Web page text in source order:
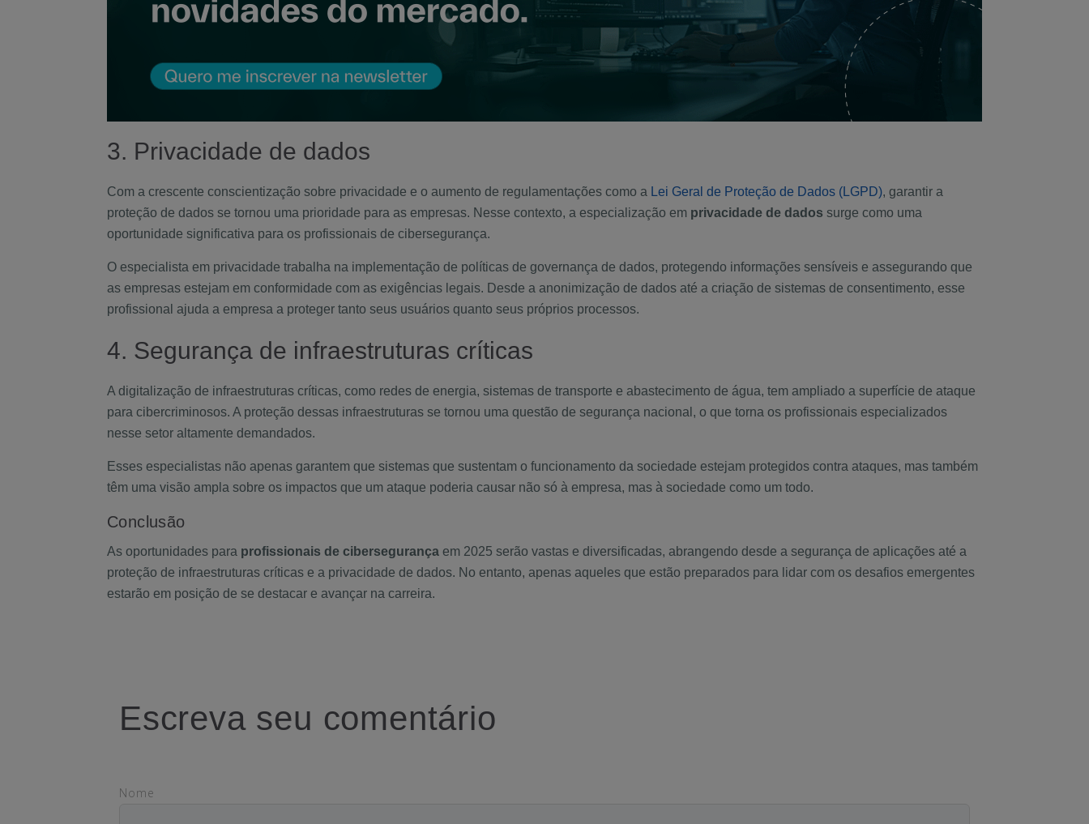
3. Privacidade de dados
Com a crescente conscientização sobre privacidade e o aumento de regulamentações como a Lei Geral de Proteção de Dados (LGPD), garantir a
proteção de dados se tornou uma prioridade para as empresas. Nesse contexto, a especialização em privacidade de dados surge como uma
oportunidade significativa para os profissionais de cibersegurança.
O especialista em privacidade trabalha na implementação de políticas de governança de dados, protegendo informações sensíveis e assegurando que
as empresas estejam em conformidade com as exigências legais. Desde a anonimização de dados até a criação de sistemas de consentimento, esse
profissional ajuda a empresa a proteger tanto seus usuários quanto seus próprios processos.
4. Segurança de infraestruturas críticas
A digitalização de infraestruturas críticas, como redes de energia, sistemas de transporte e abastecimento de água, tem ampliado a superfície de ataque
para cibercriminosos. A proteção dessas infraestruturas se tornou uma questão de segurança nacional, o que torna os profissionais especializados
nesse setor altamente demandados.
Esses especialistas não apenas garantem que sistemas que sustentam o funcionamento da sociedade estejam protegidos contra ataques, mas também
têm uma visão ampla sobre os impactos que um ataque poderia causar não só à empresa, mas à sociedade como um todo.
Conclusão
As oportunidades para profissionais de cibersegurança em 2025 serão vastas e diversificadas, abrangendo desde a segurança de aplicações até a
proteção de infraestruturas críticas e a privacidade de dados. No entanto, apenas aqueles que estão preparados para lidar com os desafios emergentes
estarão em posição de se destacar e avançar na carreira.
Escreva seu comentário
Nome